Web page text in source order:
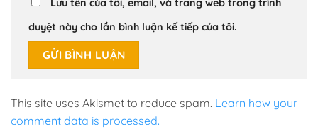
duyệt này cho lần bình luận kế tiếp của tôi.
This site uses Akismet to reduce spam. Learn how your
comment data is processed.